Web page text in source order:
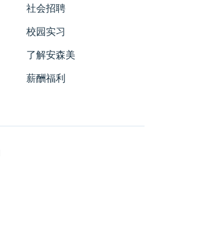
社会招聘
校园实习
了解安森美
薪酬福利